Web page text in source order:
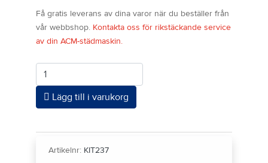
Få gratis leverans av dina varor när du beställer från
vår webbshop. Kontakta oss för rikstäckande service
av din ACM-städmaskin.
Antal
Lägg till i varukorg
Artikelnr: KIT237